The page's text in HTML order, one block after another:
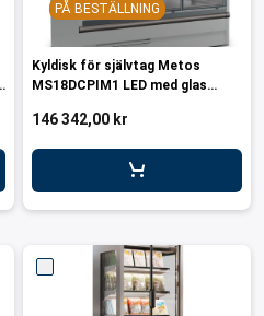
PÅ BESTÄLLNING
Kyldisk för självtag Metos
MS18DCPIM1 LED med glas
146 342,00 kr